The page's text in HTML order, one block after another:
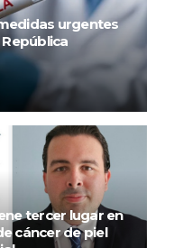
urgentes
tercer lugar en
cáncer de piel